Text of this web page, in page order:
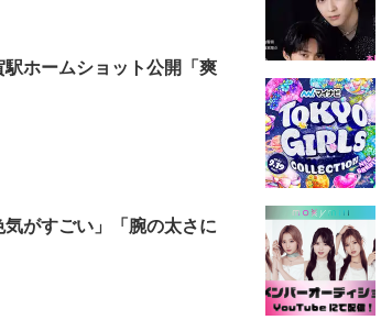
ホームショット公開「爽
がすごい」「腕の太さに